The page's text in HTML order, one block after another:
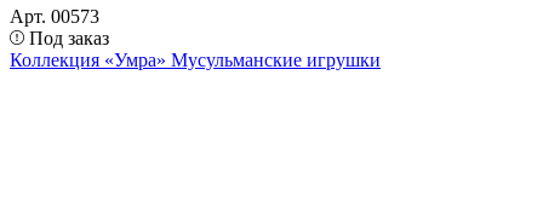
Арт. 00573
Под заказ
Коллекция «Умра» Мусульманские игрушки